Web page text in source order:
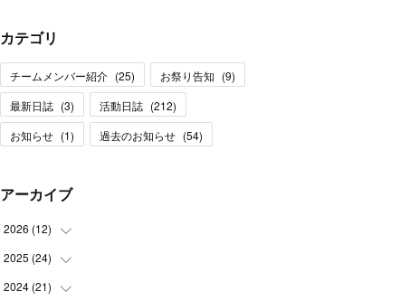
カテゴリ
チームメンバー紹介 (25) お祭り告知 (9)
最新日誌 (3) 活動日誌 (212)
お知らせ (1) 過去のお知らせ (54)
アーカイブ
2026 (12)
(1
(3
2025 (24)
(2
2024 (21)